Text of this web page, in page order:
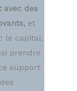
avec des
et
le capital.
prendre
support